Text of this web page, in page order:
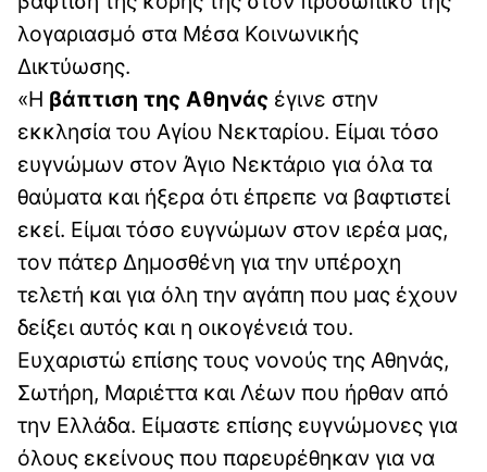
λογαριασμό στα Μέσα Κοινωνικής
Δικτύωσης.
«Η βάπτιση της Αθηνάς έγινε στην
εκκλησία του Αγίου Νεκταρίου. Είμαι τόσο
ευγνώμων στον Άγιο Νεκτάριο για όλα τα
θαύματα και ήξερα ότι έπρεπε να βαφτιστεί
εκεί. Είμαι τόσο ευγνώμων στον ιερέα μας,
τον πάτερ Δημοσθένη για την υπέροχη
τελετή και για όλη την αγάπη που μας έχουν
δείξει αυτός και η οικογένειά του.
Ευχαριστώ επίσης τους νονούς της Αθηνάς,
Σωτήρη, Μαριέττα και Λέων που ήρθαν από
την Ελλάδα. Είμαστε επίσης ευγνώμονες για
όλους εκείνους που παρευρέθηκαν για να